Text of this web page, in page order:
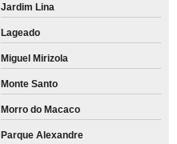
Jardim Lina
Lageado
Miguel Mirizola
Monte Santo
Morro do Macaco
Parque Alexandre